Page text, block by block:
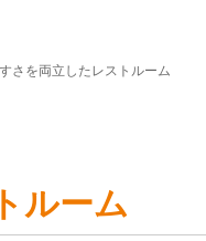
さを両立したレストルーム
ルーム